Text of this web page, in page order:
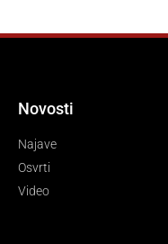
Novosti
Najave
Osvrti
Video